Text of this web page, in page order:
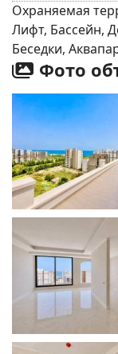
Охраняемая
Лифт, Бассейн,
Беседки,
Фото